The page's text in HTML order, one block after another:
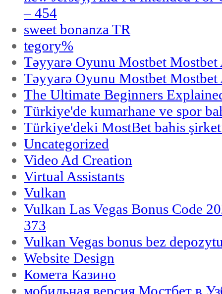
– 454
sweet bonanza TR
tegory%
Təyyarə Oyunu Mostbet
Təyyarə Oyunu Mostbet
The Ultimate Beginners
Türkiye'de kumarhane ve spor
Türkiye'deki MostBet bahis
Uncategorized
Video Ad Creation
Virtual Assistants
Vulkan
Vulkan Las Vegas Bonus Code
373
Vulkan Vegas bonus bez
Website Design
Комета Казино
мобильная версия Мостбет в